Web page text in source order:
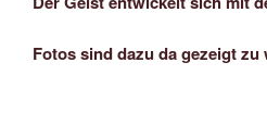
Fotos sind dazu da gezeigt zu